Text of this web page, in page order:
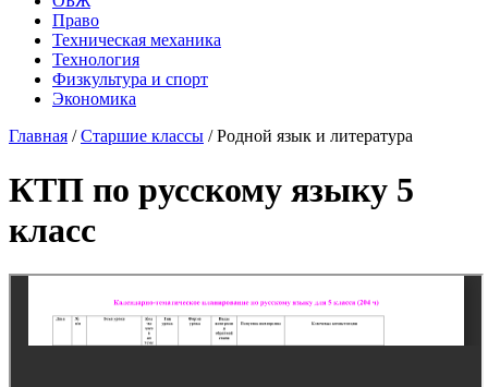
Право
Техническая механика
Технология
Физкультура и спорт
Экономика
Главная /Старшие классы /Родной язык и литература
КТП по русскому языку 5
класс